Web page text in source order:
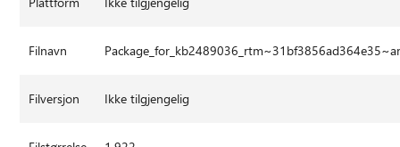
Filnavn
Filversjon Ikke tilgjengelig